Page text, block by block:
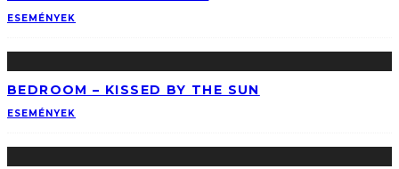
ESEMÉNYEK
BEDROOM – KISSED BY THE SUN
ESEMÉNYEK